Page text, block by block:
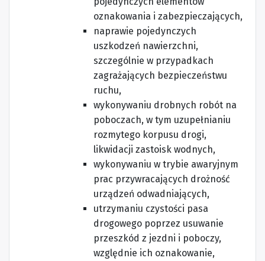
oznakowania i zabezpieczających,
naprawie pojedynczych
uszkodzeń nawierzchni,
szczególnie w przypadkach
zagrażających bezpieczeństwu
ruchu,
wykonywaniu drobnych robót na
poboczach, w tym uzupełnianiu
rozmytego korpusu drogi,
likwidacji zastoisk wodnych,
wykonywaniu w trybie awaryjnym
prac przywracających drożność
urządzeń odwadniających,
utrzymaniu czystości pasa
drogowego poprzez usuwanie
przeszkód z jezdni i poboczy,
względnie ich oznakowanie,